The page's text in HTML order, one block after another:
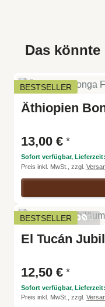
Das
BESTSELLER
Äthiopien
13,00 € *
Sofort verfügbar,
Preis inkl. MwSt., zzgl.
BESTSELLER
Aroma:
Harmoni
e:
Intensitä
Säure:
El Tucán
12,50 € *
Sofort verfügbar,
Preis inkl. MwSt., zzgl.